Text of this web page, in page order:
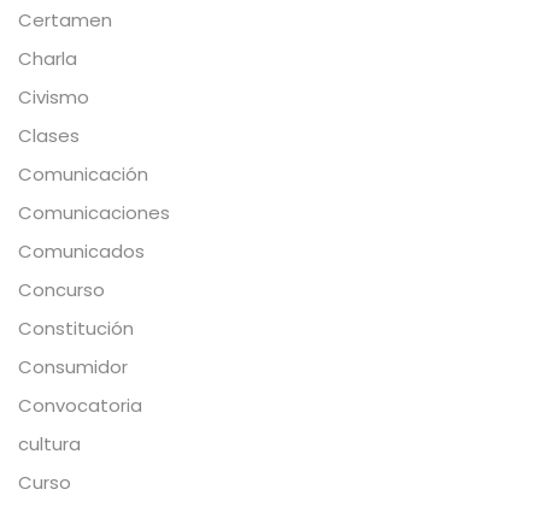
Certamen
Charla
Civismo
Clases
Comunicación
Comunicaciones
Comunicados
Concurso
Constitución
Consumidor
Convocatoria
cultura
Curso